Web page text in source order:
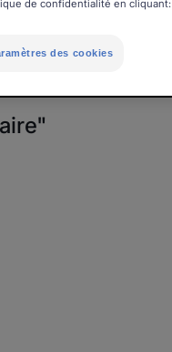
de confidentialité en cliquant:
des cookies